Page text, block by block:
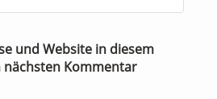
und Website in diesem
Kommentar